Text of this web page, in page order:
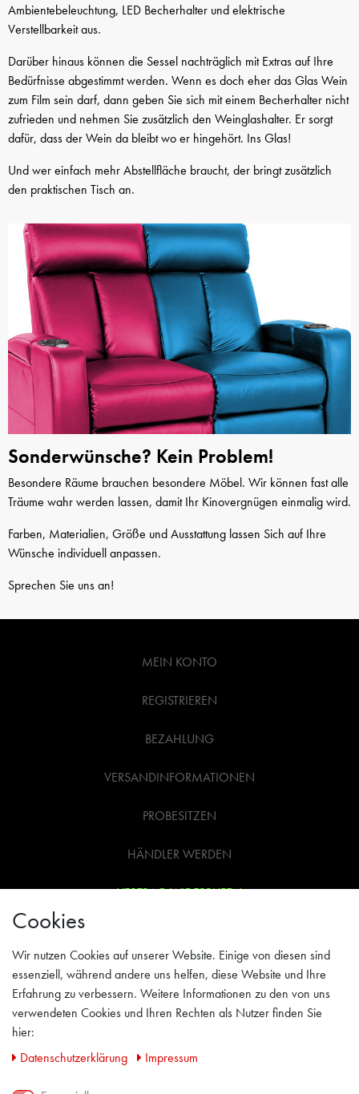
Ambientebeleuchtung, LED Becherhalter und elektrische
Verstellbarkeit aus.
Darüber hinaus können die Sessel nachträglich mit Extras auf Ihre
Bedürfnisse abgestimmt werden. Wenn es doch eher das Glas Wein
zum Film sein darf, dann geben Sie sich mit einem Becherhalter nicht
zufrieden und nehmen Sie zusätzlich den Weinglashalter. Er sorgt
dafür, dass der Wein da bleibt wo er hingehört. Ins Glas!
Und wer einfach mehr Abstellfläche braucht, der bringt zusätzlich
den praktischen Tisch an.
Sonderwünsche? Kein Problem!
Besondere Räume brauchen besondere Möbel. Wir können fast alle
Träume wahr werden lassen, damit Ihr Kinovergnügen einmalig wird.
Farben, Materialien, Größe und Ausstattung lassen Sich auf Ihre
Wünsche individuell anpassen.
Sprechen Sie uns an!
MEIN KONTO
REGISTRIEREN
BEZAHLUNG
VERSANDINFORMATIONEN
PROBESITZEN
HÄNDLER WERDEN
VERTRAG WIDERRUFEN
AGB
IMPRESSUM
Cookies
Wir nutzen Cookies auf unserer Website. Einige von diesen sind
essenziell, während andere uns helfen, diese Website und Ihre
Erfahrung zu verbessern. Weitere Informationen zu den von uns
verwendeten Cookies und Ihren Rechten als Nutzer finden Sie
hier:
Daten­schutz­erklärung
Impressum